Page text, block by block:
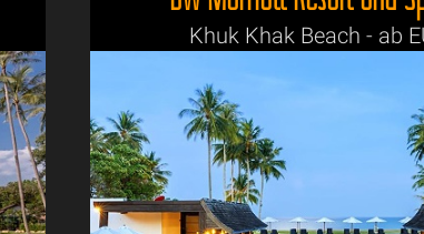
Khuk Khak Beach - ab